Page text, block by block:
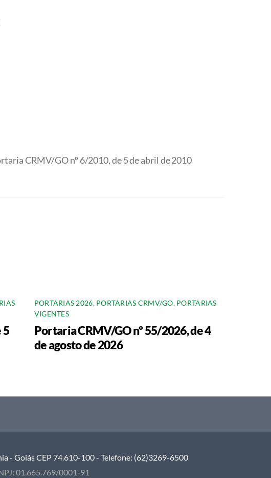
CRMV/GO nº 6/2010, de 5 de abril de 2010
5
PORTARIAS 2026, PORTARIAS CRMV/GO, PORTARIAS
VIGENTES
Portaria CRMV/GO nº 55/2026, de 4
de agosto de 2026
- Goiás CEP 74.610-100 - Telefone: (62)3269-6500
01.665.769/0001-91